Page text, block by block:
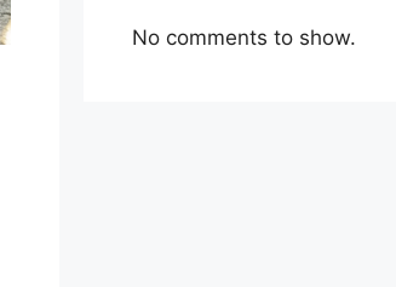
No comments to show.